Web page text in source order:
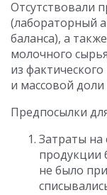
Отсутствовали
(лабораторный
баланса), а
молочного
из
и массовой
Предпосылки
Затраты
продукции
не было